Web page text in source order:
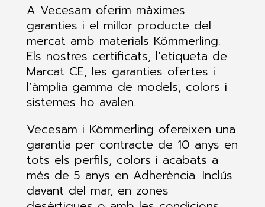
A Vecesam oferim màximes
garanties i el millor producte del
mercat amb materials Kömmerling.
Els nostres certificats, l’etiqueta de
Marcat CE, les garanties ofertes i
l’àmplia gamma de models, colors i
sistemes ho avalen.
Vecesam i Kömmerling ofereixen una
garantia per contracte de 10 anys en
tots els perfils, colors i acabats a
més de 5 anys en Adherència. Inclús
davant del mar, en zones